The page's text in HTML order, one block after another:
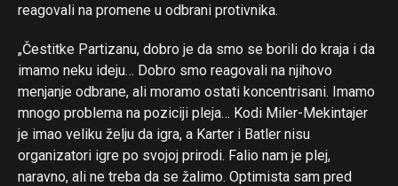
reagovali na promene u odbrani protivnika.
„Čestitke Partizanu, dobro je da smo se borili do kraja i da
imamo neku ideju… Dobro smo reagovali na njihovo
menjanje odbrane, ali moramo ostati koncentrisani. Imamo
mnogo problema na poziciji pleja… Kodi Miler-Mekintajer
je imao veliku želju da igra, a Karter i Batler nisu
organizatori igre po svojoj prirodi. Falio nam je plej,
naravno, ali ne treba da se žalimo. Optimista sam pred